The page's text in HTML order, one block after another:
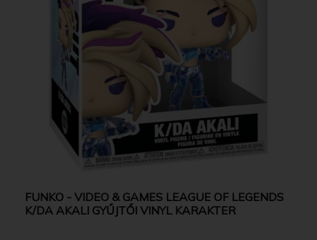
FUNKO - VIDEO & GAMES LEAGUE OF LEGENDS
K/DA AKALI GYŰJTŐI VINYL KARAKTER